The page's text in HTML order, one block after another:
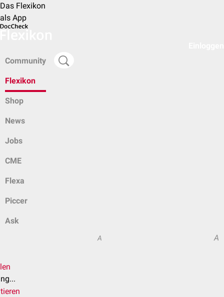
Das Flexikon
als App
Community
Flexikon
Shop
News
Jobs
CME
Flexa
Piccer
Ask
A A